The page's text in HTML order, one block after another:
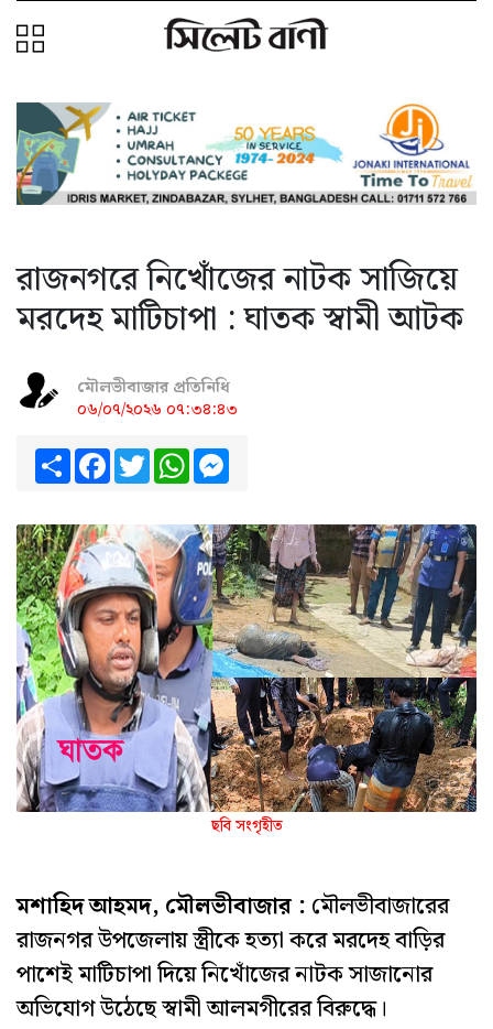
রাজনগরে নিখোঁজের নাটক সাজিয়ে
মরদেহ মাটিচাপা : ঘাতক স্বামী আটক
মৌলভীবাজার প্রতিনিধি
০৬/০৭/২০২৬ ০৭:৩৪:৪৩
ShareFacebook
TwitterWhatsApp
ছবি সংগৃহীত
মশাহিদ আহমদ, মৌলভীবাজার : মৌলভীবাজারের
রাজনগর উপজেলায় স্ত্রীকে হত্যা করে মরদেহ বাড়ির
পাশেই মাটিচাপা দিয়ে নিখোঁজের নাটক সাজানোর
অভিযোগ উঠেছে স্বামী আলমগীরের বিরুদ্ধে।